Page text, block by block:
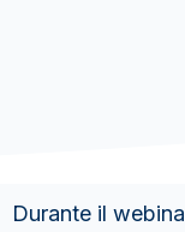
Durante il